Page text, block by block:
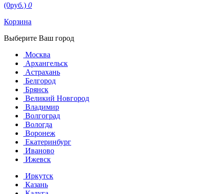
(0руб.) 0
Корзина
Выберите Ваш город
Москва
Архангельск
Астрахань
Белгород
Брянск
Великий Новгород
Владимир
Волгоград
Вологда
Воронеж
Екатеринбург
Иваново
Ижевск
Иркутск
Казань